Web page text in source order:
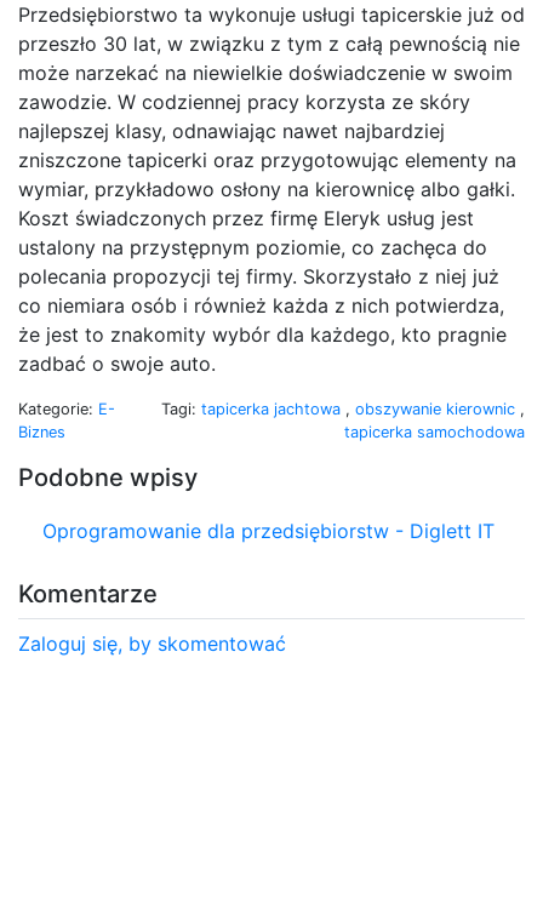
Przedsiębiorstwo ta wykonuje usługi tapicerskie już od
przeszło 30 lat, w związku z tym z całą pewnością nie
może narzekać na niewielkie doświadczenie w swoim
zawodzie. W codziennej pracy korzysta ze skóry
najlepszej klasy, odnawiając nawet najbardziej
zniszczone tapicerki oraz przygotowując elementy na
wymiar, przykładowo osłony na kierownicę albo gałki.
Koszt świadczonych przez firmę Eleryk usług jest
ustalony na przystępnym poziomie, co zachęca do
polecania propozycji tej firmy. Skorzystało z niej już
co niemiara osób i również każda z nich potwierdza,
że jest to znakomity wybór dla każdego, kto pragnie
zadbać o swoje auto.
Kategorie: E-
Biznes
Tagi: tapicerka jachtowa , obszywanie kierownic ,
tapicerka samochodowa
Podobne wpisy
Oprogramowanie dla przedsiębiorstw - Diglett IT
Komentarze
Zaloguj się, by skomentować